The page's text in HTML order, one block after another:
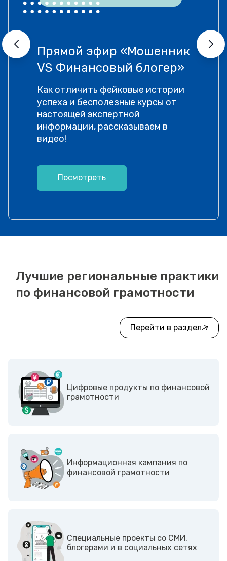
Прямой эфир «Мошенник
VS Финансовый блогер»
Как отличить фейковые истории
успеха и бесполезные курсы от
настоящей экспертной
информации, рассказываем в
видео!
Посмотреть
Лучшие региональные практики
по финансовой грамотности
Перейти в раздел
Цифровые продукты по финансовой
грамотности
Информационная кампания по
финансовой грамотности
Cпециальные проекты со СМИ,
блогерами и в социальных сетях